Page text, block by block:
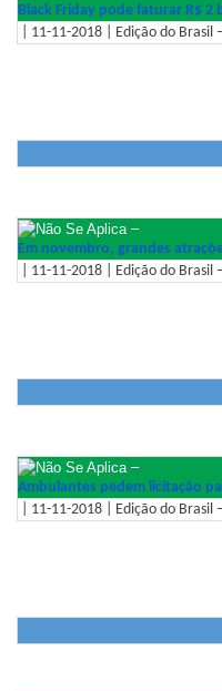
Black Friday pode faturar R$ 2
| 11-11-2018 | Edição do Brasil
–
Em novembro, grandes
| 11-11-2018 | Edição do Brasil
–
Ambulantes pedem licitação
| 11-11-2018 | Edição do Brasil